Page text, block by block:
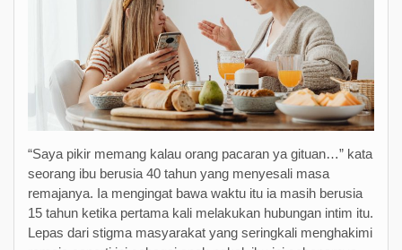
“Saya pikir memang kalau orang pacaran ya gituan…” kata
seorang ibu berusia 40 tahun yang menyesali masa
remajanya. Ia mengingat bawa waktu itu ia masih berusia
15 tahun ketika pertama kali melakukan hubungan intim itu.
Lepas dari stigma masyarakat yang seringkali menghakimi